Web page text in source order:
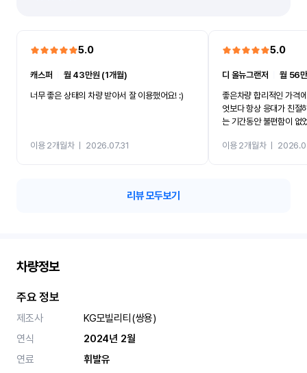
5.0
캐스퍼
월 43만원 (1개월)
너무 좋은 상태의 차량 받아서 잘 이용했어요! :)
이용 2개월차ㅣ 2026.07.31
5.0
디 올뉴그랜저 ㅣ월 56
좋은차량 합리적인 가격
엇보다 항상 응대가 친절
는 기간동안 불편함이 없
카 렌트 고민없이 강추합
이용 2개월차ㅣ
리뷰 모두보기
차량정보
주요 정보
제조사
KG모빌리티(쌍용)
연식
2024년 2월
연료
휘발유